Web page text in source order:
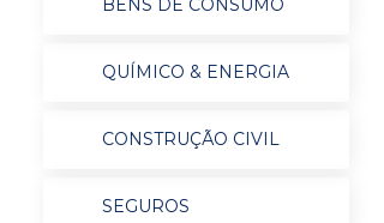
BENS DE CONSUMO
QUÍMICO & ENERGIA
CONSTRUÇÃO CIVIL
SEGUROS